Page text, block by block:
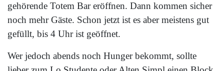
gehörende Totem Bar eröffnen. Dann kommen sicher
noch mehr Gäste. Schon jetzt ist es aber meistens gut
gefüllt, bis 4 Uhr ist geöffnet.
Wer jedoch abends noch Hunger bekommt, sollte